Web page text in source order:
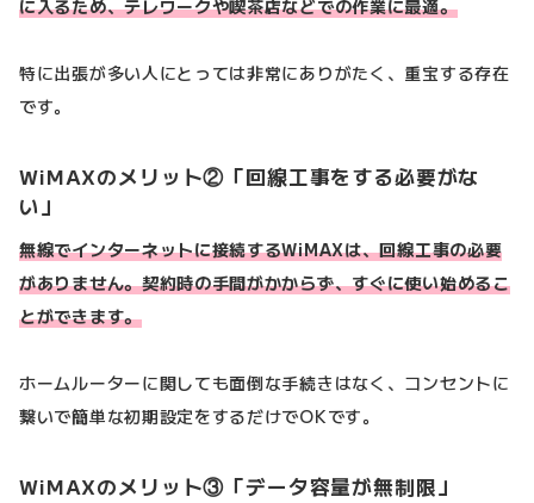
に入るため、テレワークや喫茶店などでの作業に最適。
特に出張が多い人にとっては非常にありがたく、重宝する存在
です。
WiMAXのメリット②「回線工事をする必要がな
い」
無線でインターネットに接続するWiMAXは、回線工事の必要
がありません。契約時の手間がかからず、すぐに使い始めるこ
とができます。
ホームルーターに関しても面倒な手続きはなく、コンセントに
繋いで簡単な初期設定をするだけでOKです。
WiMAXのメリット③「データ容量が無制限」